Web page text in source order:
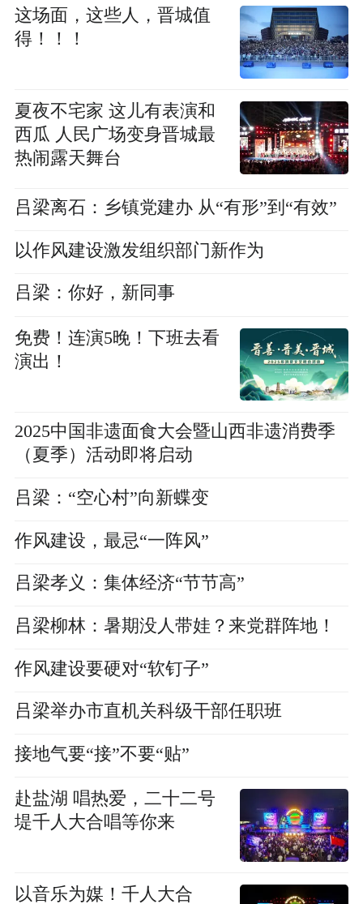
这场面，这些人，晋城值
得！！！
夏夜不宅家 这儿有表演和
西瓜 人民广场变身晋城最
热闹露天舞台
吕梁离石：乡镇党建办 从“有形”到“有效”
以作风建设激发组织部门新作为
吕梁：你好，新同事
免费！连演5晚！下班去看
演出！
2025中国非遗面食大会暨山西非遗消费季
（夏季）活动即将启动
吕梁：“空心村”向新蝶变
作风建设，最忌“一阵风”
吕梁孝义：集体经济“节节高”
吕梁柳林：暑期没人带娃？来党群阵地！
作风建设要硬对“软钉子”
吕梁举办市直机关科级干部任职班
接地气要“接”不要“贴”
赴盐湖 唱热爱，二十二号
堤千人大合唱等你来
以音乐为媒！千人大合